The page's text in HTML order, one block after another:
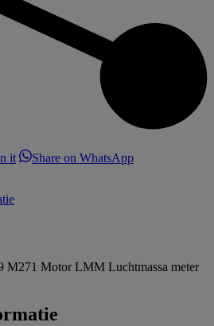
itShareShare on WhatsAppShare
M271 Motor LMM Luchtmassa meter